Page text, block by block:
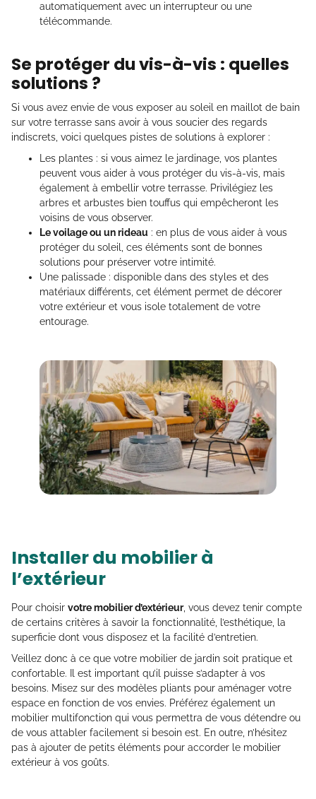
automatiquement avec un interrupteur ou une
télécommande.
Se protéger du vis-à-vis : quelles
solutions ?
Si vous avez envie de vous exposer au soleil en maillot de bain
sur votre terrasse sans avoir à vous soucier des regards
indiscrets, voici quelques pistes de solutions à explorer :
Les plantes : si vous aimez le jardinage, vos plantes
peuvent vous aider à vous protéger du vis-à-vis, mais
également à embellir votre terrasse. Privilégiez les
arbres et arbustes bien touffus qui empêcheront les
voisins de vous observer.
Le voilage ou un rideau : en plus de vous aider à vous
protéger du soleil, ces éléments sont de bonnes
solutions pour préserver votre intimité.
Une palissade : disponible dans des styles et des
matériaux différents, cet élément permet de décorer
votre extérieur et vous isole totalement de votre
entourage.
Installer du mobilier à
l’extérieur
Pour choisir votre mobilier d’extérieur, vous devez tenir compte
de certains critères à savoir la fonctionnalité, l’esthétique, la
superficie dont vous disposez et la facilité d’entretien.
Veillez donc à ce que votre mobilier de jardin soit pratique et
confortable. Il est important qu’il puisse s’adapter à vos
besoins. Misez sur des modèles pliants pour aménager votre
espace en fonction de vos envies. Préférez également un
mobilier multifonction qui vous permettra de vous détendre ou
de vous attabler facilement si besoin est. En outre, n’hésitez
pas à ajouter de petits éléments pour accorder le mobilier
extérieur à vos goûts.